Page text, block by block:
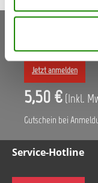
Keine Aktionen,
verpassen!
Jetzt anmelden
5,50 € (Inkl.
Gutschein bei
Service-Hotline